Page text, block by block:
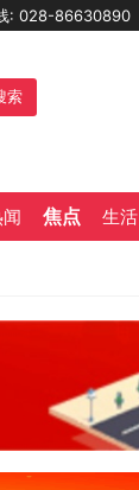
: 028-86630890
索
焦点 生活